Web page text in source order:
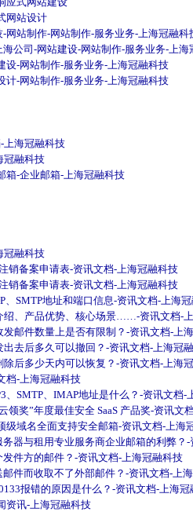
应式网站建设
网站设计
网站制作-网站制作-服务业务-上海冠融科
公司-网站建设-网站制作-服务业务-上海
设-网站制作-服务业务-上海冠融科技
计-网站制作-服务业务-上海冠融科技
上海冠融科技
冠融科技
箱-企业邮箱-上海冠融科技
冠融科技
销备案申请表-资讯文档-上海冠融科技
销备案申请表-资讯文档-上海冠融科技
、SMTP地址和端口信息-资讯文档-上海
绍、产品优势、核心场景……-资讯文档-
发邮件数量上是否有限制？-资讯文档-上
出去后多久可以撤回？-资讯文档-上海冠
除后多少天内可以恢复？-资讯文档-上海
档-上海冠融科技
、SMTP、IMAP地址是什么？-资讯文档-
领奖”年度最佳安全 SaaS 产品奖-资讯文
级域名全面支持安全邮箱-资讯文档-上海
器与租用专业服务商企业邮箱的利弊？
件方的邮件？-资讯文档-上海冠融科技
件而收取不了外部邮件？-资讯文档-上
报错的原因是什么？-资讯文档-上海冠
资讯-上海冠融科技